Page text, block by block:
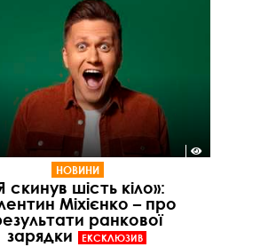
НОВИНИ
скинув шість кіло»:
Міхієнко – про
ранкової
зарядки
ЕКСКЛЮЗИВ